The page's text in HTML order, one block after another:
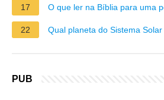
17 O que ler na Bíblia para uma
22 Qual planeta do Sistema
PUB